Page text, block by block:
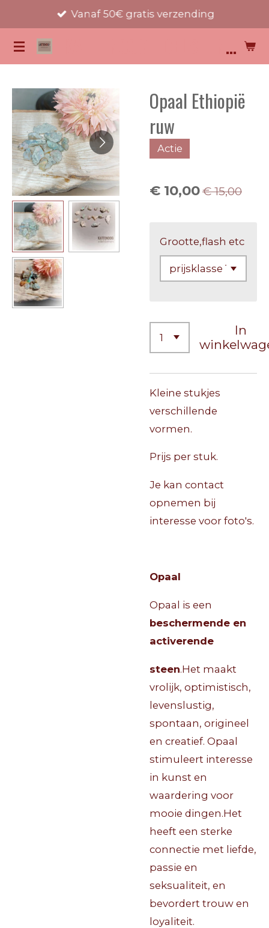
direct
naar
de
hoofdinhoud
KATTENOOG EDELSTENEN
Vanaf 50€ gratis verzending
Opaal Ethiopië
ruw
Actie
€ 10,00€ 15,00
Grootte,flash etc
In
Kleine stukjes
verschillende
vormen.
Prijs per stuk.
Je kan contact
opnemen bij
interesse voor foto's.
Opaal
Opaal is een
beschermende en
activerende
steen.Het maakt
vrolijk, optimistisch,
levenslustig,
spontaan, origineel
en creatief. Opaal
stimuleert interesse
in kunst en
waardering voor
mooie dingen.Het
heeft een sterke
connectie met liefde,
passie en
seksualiteit, en
bevordert trouw en
loyaliteit.